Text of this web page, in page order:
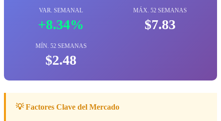
VAR. SEMANAL
+8.34%
MÁX. 52 SEMANAS
$7.83
MÍN. 52 SEMANAS
$2.48
💡 Factores Clave del Mercado